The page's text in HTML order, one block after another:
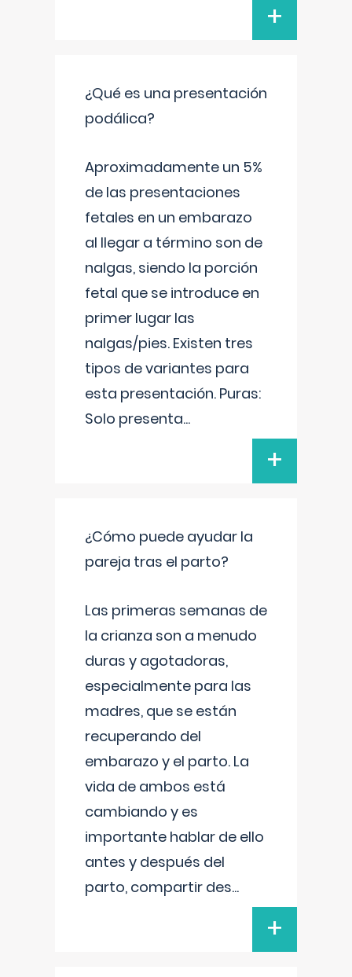
+
¿Qué es una presentación
podálica?
Aproximadamente un 5%
de las presentaciones
fetales en un embarazo
al llegar a término son de
nalgas, siendo la porción
fetal que se introduce en
primer lugar las
nalgas/pies. Existen tres
tipos de variantes para
esta presentación. Puras:
Solo presenta...
+
¿Cómo puede ayudar la
pareja tras el parto?
Las primeras semanas de
la crianza son a menudo
duras y agotadoras,
especialmente para las
madres, que se están
recuperando del
embarazo y el parto. La
vida de ambos está
cambiando y es
importante hablar de ello
antes y después del
parto, compartir des...
+